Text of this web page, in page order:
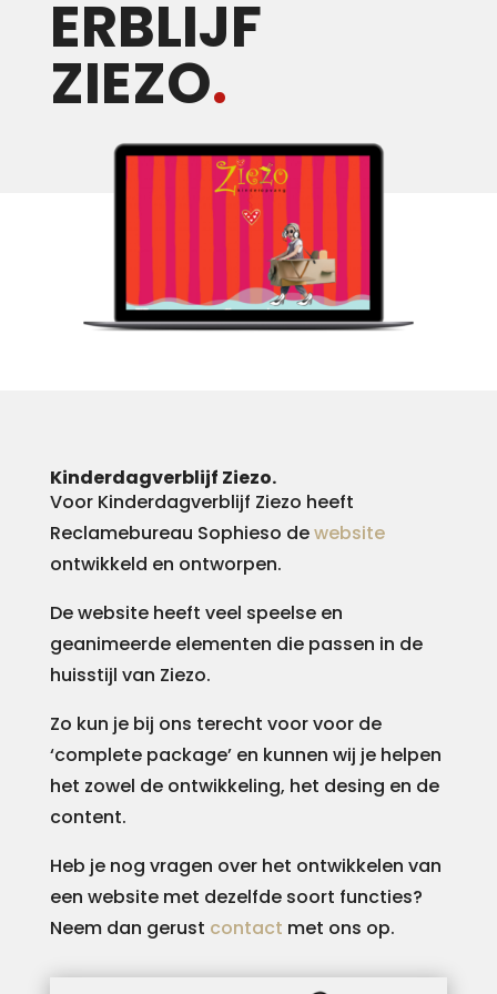
ERBLIJF
ZIEZO.
Kinderdagverblijf Ziezo.
Voor Kinderdagverblijf Ziezo heeft
Reclamebureau Sophieso dewebsite
ontwikkeld en ontworpen.
De website heeft veel speelse en
geanimeerde elementen die passen in de
huisstijl van Ziezo.
Zo kun je bij ons terecht voor voor de
‘complete package’ en kunnen wij je helpen
het zowel de ontwikkeling, het desing en de
content.
Heb je nog vragen over het ontwikkelen van
een website met dezelfde soort functies?
Neem dan gerust contact met ons op.